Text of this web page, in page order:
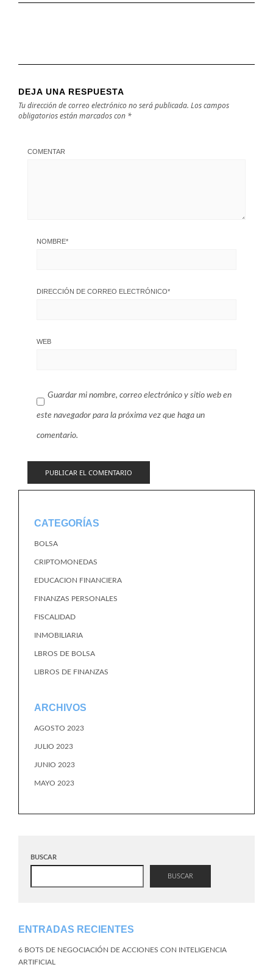
DEJA UNA RESPUESTA
Tu dirección de correo electrónico no será publicada. Los campos
obligatorios están marcados con *
COMENTAR
NOMBRE*
DIRECCIÓN DE CORREO ELECTRÓNICO*
WEB
Guardar mi nombre, correo electrónico y sitio web en
este navegador para la próxima vez que haga un
comentario.
CATEGORÍAS
BOLSA
CRIPTOMONEDAS
EDUCACION FINANCIERA
FINANZAS PERSONALES
FISCALIDAD
INMOBILIARIA
LBROS DE BOLSA
LIBROS DE FINANZAS
ARCHIVOS
AGOSTO 2023
JULIO 2023
JUNIO 2023
MAYO 2023
BUSCAR
BUSCAR
ENTRADAS RECIENTES
6 BOTS DE NEGOCIACIÓN DE ACCIONES CON INTELIGENCIA
ARTIFICIAL